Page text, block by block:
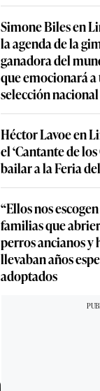
Simone Biles en
la agenda de la
ganadora del
que emocionará
selección nacional
Héctor Lavoe en
el ‘Cantante de
bailar a la Feria
“Ellos nos
familias que
perros ancianos y
llevaban años
adoptados